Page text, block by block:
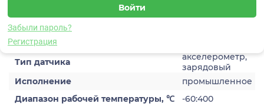
Забыли пароль?
Регистрация
Датчик виброускорения
Характеристики
Тип датчика
акселерометр,
зарядовый
Исполнение
промышленное
Диапазон рабочей температуры, ℃
-60:400